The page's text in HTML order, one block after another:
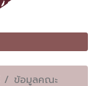
ข้อมูลคณะ